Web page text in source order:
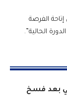
الفرصة
الحالية”.
بعد فسخ